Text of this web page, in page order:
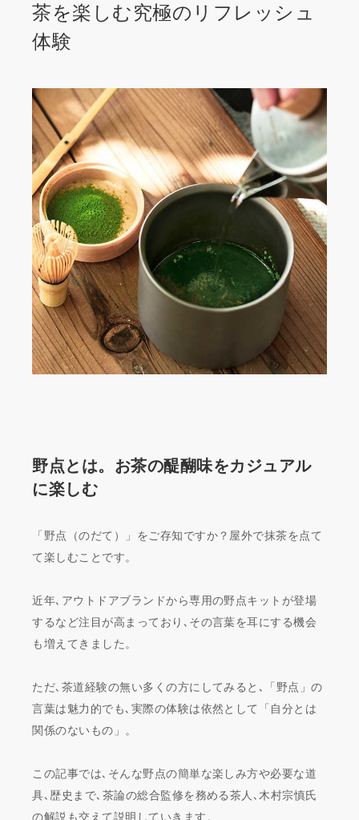
茶を楽しむ究極のリフレッシュ
体験
野点とは。お茶の醍醐味をカジュアル
に楽しむ
「野点（のだて）」をご存知ですか？屋外で抹茶を点て
て楽しむことです。
近年､アウトドアブランドから専用の野点キットが登場
するなど注目が高まっており､その言葉を耳にする機会
も増えてきました。
ただ､茶道経験の無い多くの方にしてみると､「野点」の
言葉は魅力的でも､実際の体験は依然として「自分とは
関係のないもの」。
この記事では､そんな野点の簡単な楽しみ方や必要な道
具､歴史まで､茶論の総合監修を務める茶人､木村宗慎氏
の解説も交えて説明していきます。